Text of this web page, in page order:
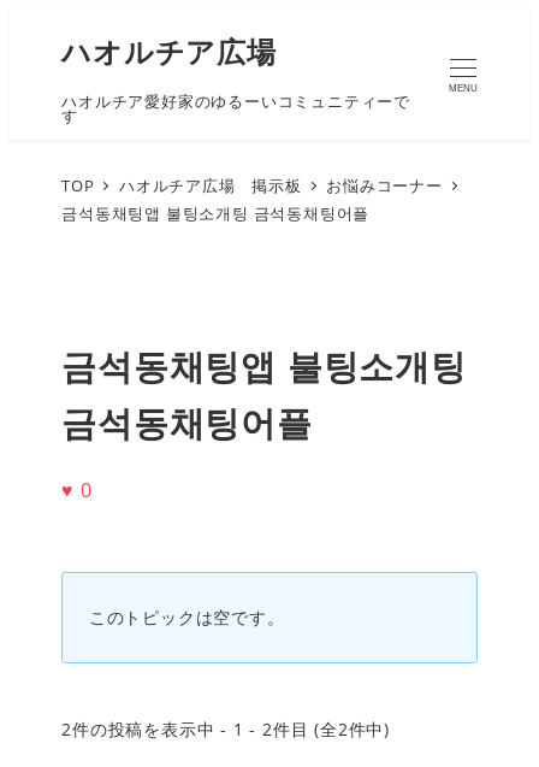
ハオルチア広場
ハオルチア愛好家のゆるーいコミュニティーで
す
MENU
TOP ハオルチア広場 掲示板
お悩みコーナー
금석동채팅앱 불팅소개팅 금석동채팅어플
금석동채팅앱 불팅소개팅
금석동채팅어플
♥ 0
このトピックは空です。
2件の投稿を表示中 - 1 - 2件目 (全2件中)